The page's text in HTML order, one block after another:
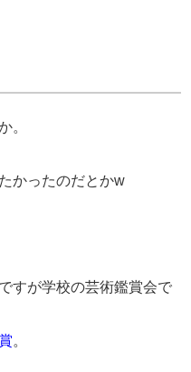
。
かったのだとかw
すが学校の芸術鑑賞会で
。